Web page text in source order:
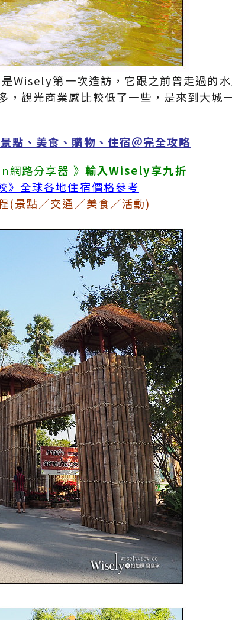
第一次造訪，它跟之前曾走過的水
，觀光商業感比較低了一些，是來到大城
點、美食、購物、住宿＠完全攻略
網路分享器 》 輸入Wisely享九折
》全球各地住宿價格參考
(景點／交通／美食／活動)